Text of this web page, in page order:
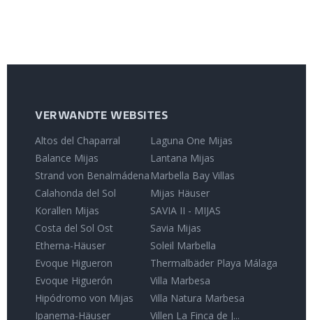
VERWANDTE WEBSITES
Altos del Chaparral
Balance Mijas
Strand von Benalmádena
Calahonda del Sol
Korallen Mijas
Costa del Sol Ost
Etherna-Häuser
Evoque Higueron
Evoque Higuerón
Hipódromo von Mijas
Ipanema-Häuser
Laguna One Mijas
Lantana Mijas
Marbella Bay Villas
Mijas Häuser
SAVIA II - MIJAS
Savia Mijas
Soleil Marbella
Thermalbäder Playa Málaga
Villa Marbesa
Villa Natura Marbesa
Villen La Finca de J...